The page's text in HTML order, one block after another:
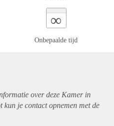
∞
Onbepaalde tijd
over deze Kamer in
kun je contact opnemen met de